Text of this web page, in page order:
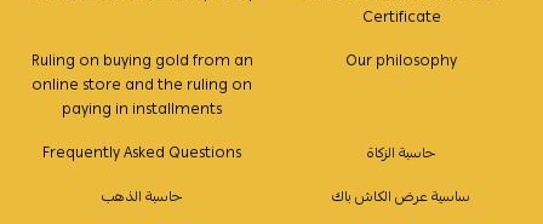
Certificate
Ruling on buying gold from an
online store and the ruling on
paying in installments
Our philosophy
Frequently Asked Questions
حاسبة الزكاة
حاسبة الذهب
ساسية عرض الكاش باك